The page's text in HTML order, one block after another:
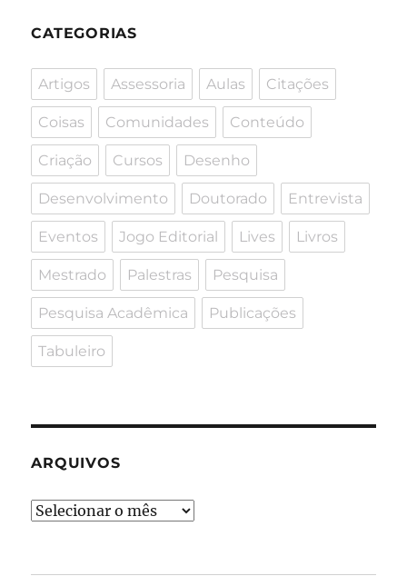
CATEGORIAS
Artigos Assessoria Aulas Citações
Coisas Comunidades Conteúdo
Criação Cursos Desenho
Desenvolvimento Doutorado Entrevista
Eventos Jogo Editorial Lives Livros
Mestrado Palestras Pesquisa
Pesquisa Acadêmica Publicações
Tabuleiro
ARQUIVOS
Arquivos